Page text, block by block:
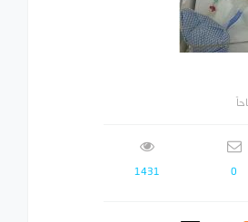
0
1431